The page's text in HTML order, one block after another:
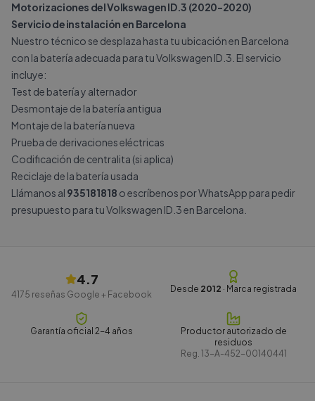
Motorizaciones del Volkswagen ID.3 (2020-2020)
Servicio de instalación en Barcelona
Nuestro técnico se desplaza hasta tu ubicación en Barcelona
con la batería adecuada para tu Volkswagen ID.3. El servicio
incluye:
Test de batería y alternador
Desmontaje de la batería antigua
Montaje de la batería nueva
Prueba de derivaciones eléctricas
Codificación de centralita (si aplica)
Reciclaje de la batería usada
Llámanos al 935181818 o escríbenos porWhatsApp para pedir
presupuesto para tu Volkswagen ID.3 en Barcelona.
4.7
4175 reseñas Google + Facebook
Desde 2012 · Marca registrada
Garantía oficial 2-4 años
Productor autorizado de
residuos
Reg. 13-A-452-00140441